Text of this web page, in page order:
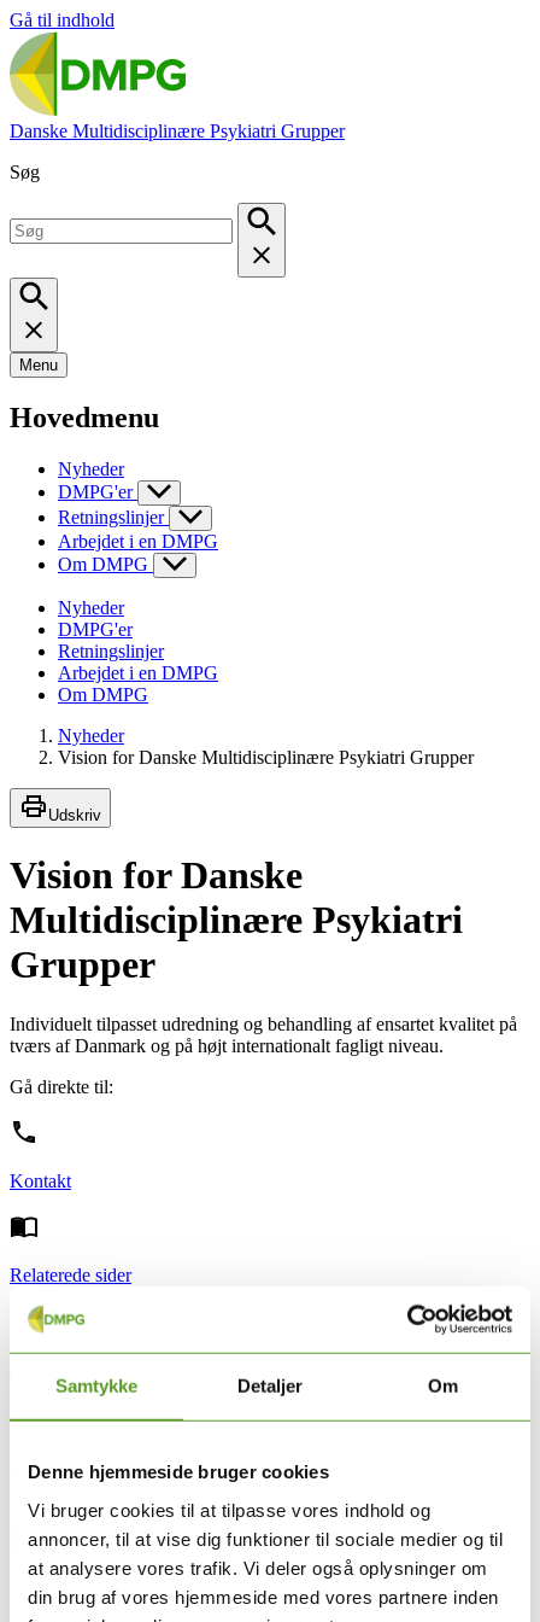
Samtykke Detaljer Om
Denne hjemmeside bruger cookies
Vi bruger cookies til at tilpasse vores indhold og
annoncer, til at vise dig funktioner til sociale medier og til
at analysere vores trafik. Vi deler også oplysninger om
din brug af vores hjemmeside med vores partnere inden
Gå til indhold
Danske Multidisciplinære Psykiatri Grupper
Søg
Menu
Hovedmenu
Nyheder
DMPG'er
Retningslinjer
Arbejdet i en DMPG
Om DMPG
Nyheder
DMPG'er
Retningslinjer
Arbejdet i en DMPG
Om DMPG
Nyheder
Vision for Danske Multidisciplinære Psykiatri Grupper
Udskriv
Vision for Danske
Multidisciplinære Psykiatri
Grupper
Individuelt tilpasset udredning og behandling af ensartet kvalitet på
tværs af Danmark og på højt internationalt fagligt niveau.
Gå direkte til:
Kontakt
Relaterede sider
23.01.2024
Dette er visionen for mennesker med psykiske lidelser i Danmark.
Arbejdet i de nye DMPG'er skal sikre, at mennesker med psykiske
lidelser får tilbud på samme høje niveau, som mennesker med
fysiske lidelser får.
Styregruppen for DMPG-projektet har udarbejdet et visionspapir,